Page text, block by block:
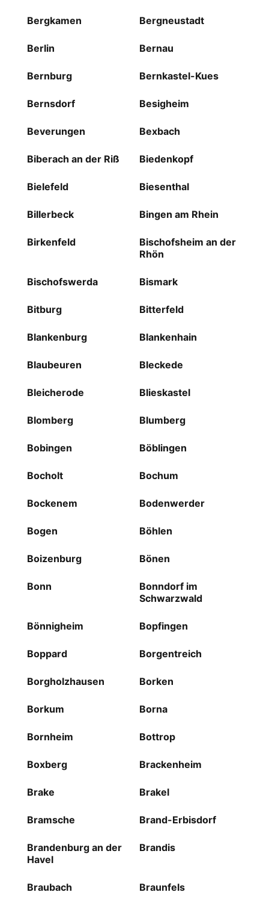
Bergkamen Bergneustadt
Berlin Bernau
Bernburg Bernkastel-Kues
Bernsdorf Besigheim
Beverungen Bexbach
Biberach an der Riß Biedenkopf
Bielefeld Biesenthal
Billerbeck Bingen am Rhein
Birkenfeld
Bischofsheim an der
Rhön
Bischofswerda Bismark
Bitburg Bitterfeld
Blankenburg Blankenhain
Blaubeuren Bleckede
Bleicherode Blieskastel
Blomberg Blumberg
Bobingen Böblingen
Bocholt Bochum
Bockenem Bodenwerder
Bogen Böhlen
Boizenburg Bönen
Bonn
Bonndorf im
Schwarzwald
Bönnigheim Bopfingen
Boppard Borgentreich
Borgholzhausen Borken
Borkum Borna
Bornheim Bottrop
Boxberg Brackenheim
Brake Brakel
Bramsche Brand-Erbisdorf
Brandenburg an der
Havel
Brandis
Braubach Braunfels